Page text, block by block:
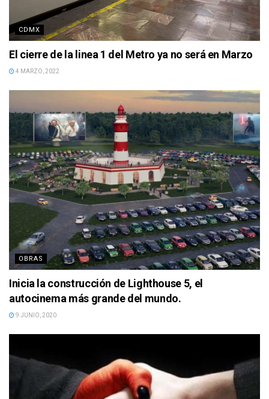
CDMX
El cierre de la linea 1 del Metro ya no será en Marzo
4 MARZO, 2022
OBRAS
Inicia la construcción de Lighthouse 5, el
autocinema más grande del mundo.
9 JUNIO, 2020